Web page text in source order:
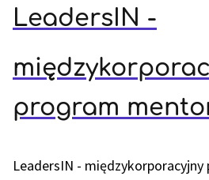
LeadersIN -
program
LeadersIN - międzykorporacyjny